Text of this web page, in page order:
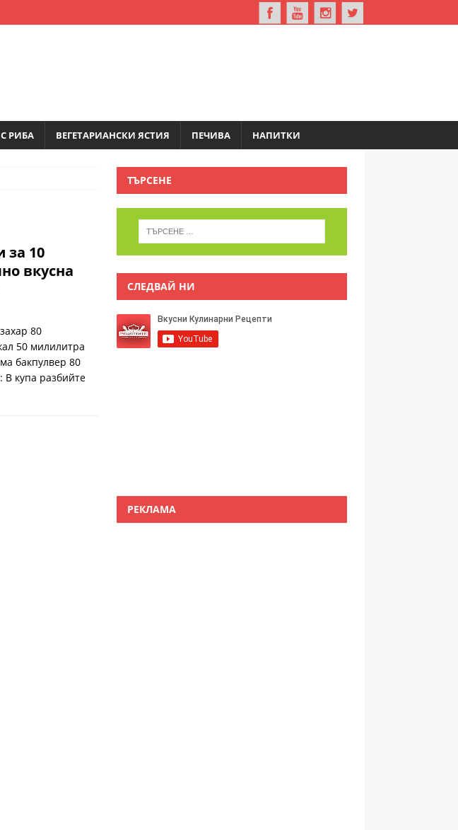
РИБА ВЕГЕТАРИАНСКИ ЯСТИЯ ПЕЧИВА НАПИТКИ
за 10
вкусна
80
50 милилитра
бакпулвер 80
В купа разбийте
ТЪРСЕНЕ
СЛЕДВАЙ НИ
РЕКЛАМА